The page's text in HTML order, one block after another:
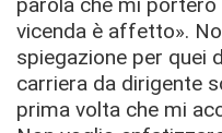
vicenda è affetto».
spiegazione per quei
carriera da dirigente
prima volta che mi